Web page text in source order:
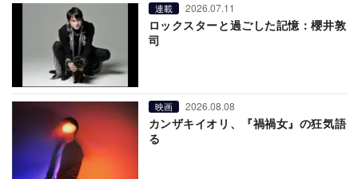
連載 2026.07.11
ロックスターと過ごした記憶：櫻井敦
司
映画 2026.08.08
カンザキイオリ、『禍禍女』の狂気語
る